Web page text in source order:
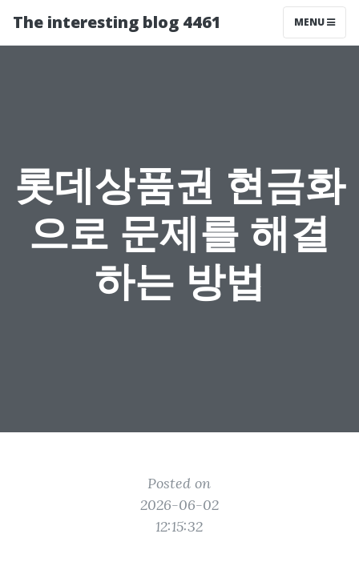
The interesting blog 4461 MENU
롯데상품권 현금화
으로 문제를 해결
하는 방법
Posted on
2026-06-02
12:15:32